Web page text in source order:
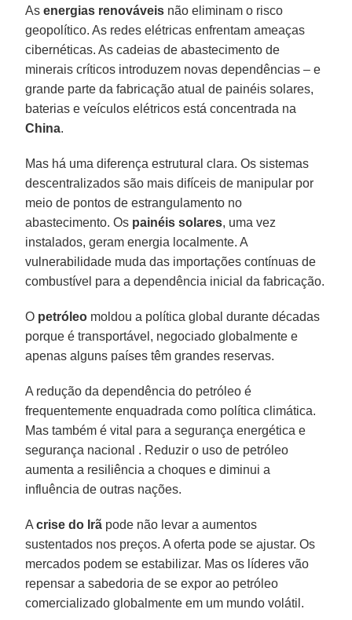
Asenergias renováveis não eliminam o risco
geopolítico. As redes elétricas enfrentam ameaças
cibernéticas. As cadeias de abastecimento de
minerais críticos introduzem novas dependências – e
grande parte da fabricação atual de painéis solares,
baterias e veículos elétricos está concentrada na
China.
Mas há uma diferença estrutural clara. Os sistemas
descentralizados são mais difíceis de manipular por
meio de pontos de estrangulamento no
abastecimento. Os painéis solares, uma vez
instalados, geram energia localmente. A
vulnerabilidade muda das importações contínuas de
combustível para a dependência inicial da fabricação.
O petróleo moldou a política global durante décadas
porque é transportável, negociado globalmente e
apenas alguns países têm grandes reservas.
A redução da dependência do petróleo é
frequentemente enquadrada como política climática.
Mas também é vital para a segurança energética e
segurança nacional . Reduzir o uso de petróleo
aumenta a resiliência a choques e diminui a
influência de outras nações.
Acrise do Irã pode não levar a aumentos
sustentados nos preços. A oferta pode se ajustar. Os
mercados podem se estabilizar. Mas os líderes vão
repensar a sabedoria de se expor ao petróleo
comercializado globalmente em um mundo volátil.